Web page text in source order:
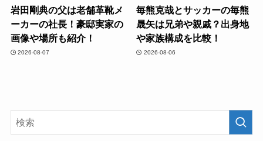
岩田剛典の父は老舗革靴メ
ーカーの社長！豪邸実家の
画像や場所も紹介！
2026-08-07
毎熊克哉とサッカーの毎熊
晟矢は兄弟や親戚？出身地
や家族構成を比較！
2026-08-06